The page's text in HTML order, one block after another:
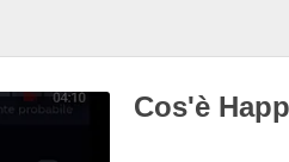
Cos'è